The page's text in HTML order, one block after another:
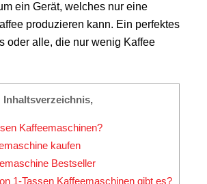
ein Gerät, welches nur eine
produzieren kann. Ein perfektes
oder alle, die nur wenig Kaffee
Inhaltsverzeichnis,
Kaffeemaschinen?
kaufen
Bestseller
1-Tassen Kaffeemaschinen gibt es?